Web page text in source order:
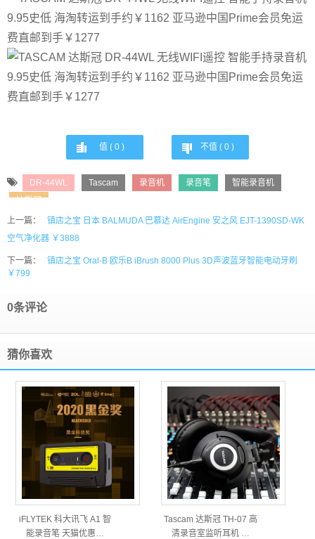
值 ( 0 ) 不值 ( 0 )
DR-44WL Tascam 录音机 录音笔
智能录音机
达斯冠
上一篇：
镇店之宝 日本 BALMUDA 巴慕达 AirEngine 安之风 EJT-1390SD-WK
空气净化器 ￥3888
下一篇：
镇店之宝 Oral-B 欧乐B iBrush 8000 Plus 3D声波蓝牙智能电动牙刷
￥799
0条评论
猜你喜欢
iFLYTEK 科大讯飞 A1 智
能录音笔 天猫优惠…
Tascam 达斯冠 TH-07 高
清录音室监听耳机 …